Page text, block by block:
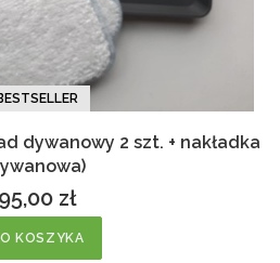
dywanowy 2 szt. + nakładka
Cena
95,00 zł
KOSZYKA